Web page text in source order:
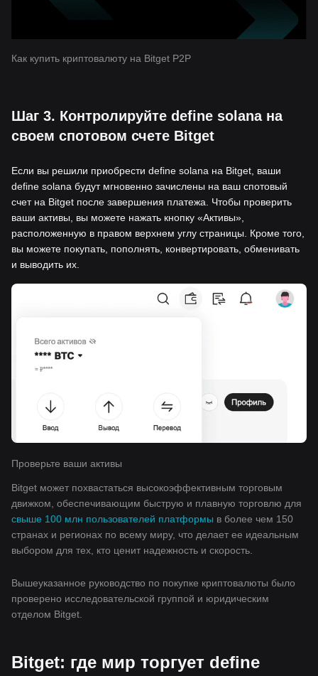
Как купить криптовалюту на Bitget P2P
Шаг 3. Контролируйте define solana на
своем спотовом счете Bitget
Если вы решили приобрести define solana на Bitget, ваши
define solana будут мгновенно зачислены на ваш спотовый
счет на Bitget после завершения платежа. Чтобы проверить
ваши активы, вы можете нажать кнопку «Активы»,
расположенную в правом верхнем углу страницы. Кроме того,
вы можете покупать, пополнять, конвертировать, обменивать
и выводить их.
Проверьте ваши активы
Bitget может похвастаться высокоэффективным торговым
движком, обеспечивающим быструю и плавную торговлю для
свыше 100 млн пользователей платформы в более чем 150
странах и регионах по всему миру, что делает ее идеальным
выбором для тех, кто ценит надежность и скорость.
Вышеуказанное руководство по покупке криптовалюты было
проверено исследовательской группой и юридическим
отделом Bitget.
Bitget: где мир торгует define